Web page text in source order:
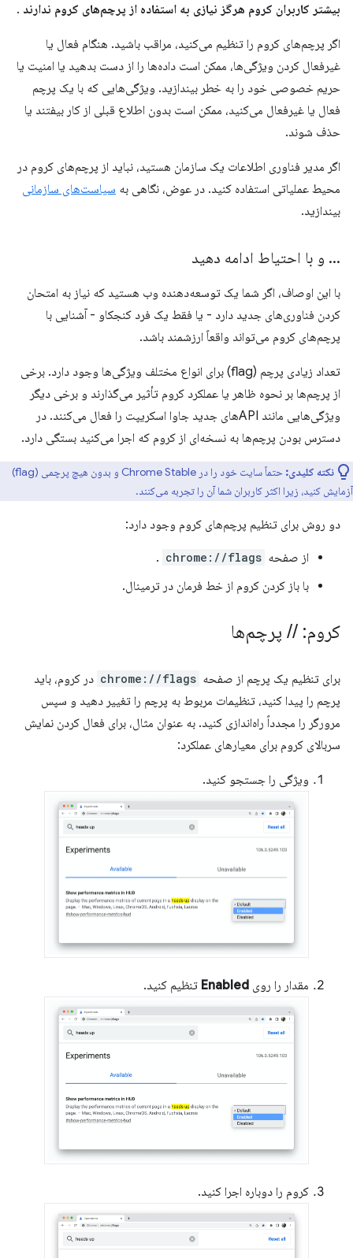
بیشتر کاربران کروم هرگز نیازی به استفاده از پرچم‌های کروم ندارند .
اگر پرچم‌های کروم را تنظیم می‌کنید، مراقب باشید. هنگام فعال یا
غیرفعال کردن ویژگی‌ها، ممکن است داده‌ها را از دست بدهید یا امنیت یا
حریم خصوصی خود را به خطر بیندازید. ویژگی‌هایی که با یک پرچم
فعال یا غیرفعال می‌کنید، ممکن است بدون اطلاع قبلی از کار بیفتند یا
حذف شوند.
اگر مدیر فناوری اطلاعات یک سازمان هستید، نباید از پرچم‌های کروم در
محیط عملیاتی استفاده کنید. در عوض، نگاهی به سیاست‌های سازمانی
بیندازید.
.
.
. و با احتیاط ادامه دهید
با این اوصاف، اگر شما یک توسعه‌دهنده وب هستید که نیاز به امتحان
کردن فناوری‌های جدید دارد - یا فقط یک فرد کنجکاو - آشنایی با
پرچم‌های کروم می‌تواند واقعاً ارزشمند باشد.
تعداد زیادی پرچم (flag) برای انواع مختلف ویژگی‌ها وجود دارد. برخی
از پرچم‌ها بر نحوه ظاهر یا عملکرد کروم تأثیر می‌گذارند و برخی دیگر
ویژگی‌هایی مانند APIهای جدید جاوا اسکریپت را فعال می‌کنند. در
دسترس بودن پرچم‌ها به نسخه‌ای از کروم که اجرا می‌کنید بستگی دارد.
نکته کلیدی:
حتماً سایت خود را در Chrome Stable و بدون هیچ پرچمی (flag)
آزمایش کنید، زیرا اکثر کاربران شما آن را تجربه می‌کنند.
دو روش برای تنظیم پرچم‌های کروم وجود دارد:
از صفحه chrome://flags
.
با باز کردن کروم از خط فرمان در ترمینال.
کروم: /
/ پرچم‌ها
برای تنظیم یک پرچم از صفحه chrome://flags در کروم، باید
پرچم را پیدا کنید، تنظیمات مربوط به پرچم را تغییر دهید و سپس
مرورگر را مجدداً راه‌اندازی کنید. به عنوان مثال، برای فعال کردن نمایش
سربالای کروم برای معیارهای عملکرد:
ویژگی را جستجو کنید.
مقدار را روی Enabled تنظیم کنید.
کروم را دوباره اجرا کنید.